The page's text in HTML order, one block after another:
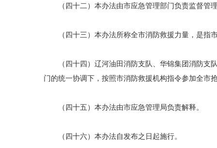
（四十二）本办法由市应急管理部门负责监督管
（四十三）本办法所称全市消防救援力量，是指市
（四十四）辽河油田消防支队、华锦集团消防支队
门的统一协调下，按照市消防救援机构指令参加全市
（四十五）本办法由市应急管理局负责解释。
（四十六）本办法自发布之日起施行。